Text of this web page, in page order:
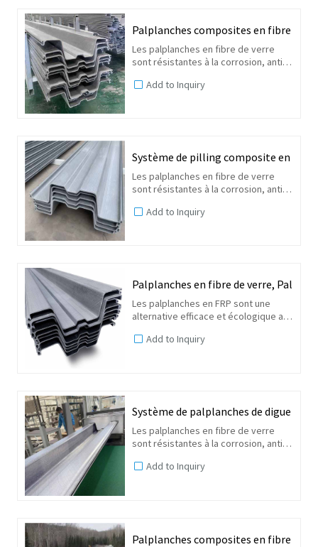
Palplanches composites en fibre de
Les palplanches en fibre de verre
sont résistantes à la corrosion, anti-
les palplanches en fibre de verre
Add to Inquiry
Système de pilling composite en fibre
Les palplanches en fibre de verre
sont résistantes à la corrosion, anti-
les palplanches en fibre de verre
Add to Inquiry
Palplanches en fibre de verre,
Les palplanches en FRP sont une
alternative efficace et écologique aux
structures marines, les murs anti-
Add to Inquiry
Système de palplanches de digue en
Les palplanches en fibre de verre
sont résistantes à la corrosion, anti-
matériau de construction alternatif
Add to Inquiry
Palplanches composites en fibre de